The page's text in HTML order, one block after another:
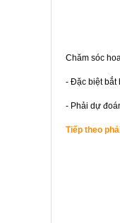
Chăm sóc
- Đặc biệt bắt
- Phải dự
Tiếp theo